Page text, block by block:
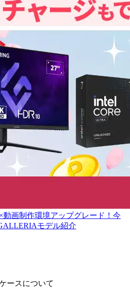
動画制作環境アップグレード！今
モデル紹介
ースについて